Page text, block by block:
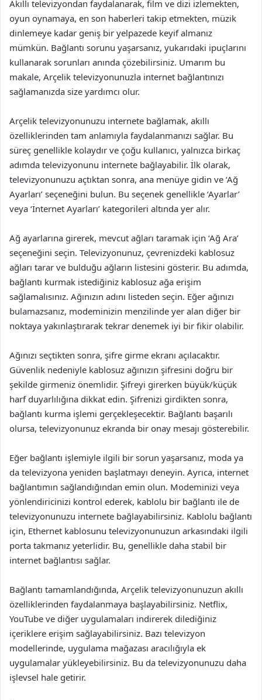
Akıllı televizyondan faydalanarak, film ve dizi izlemekten,
oyun oynamaya, en son haberleri takip etmekten, müzik
dinlemeye kadar geniş bir yelpazede keyif almanız
mümkün. Bağlantı sorunu yaşarsanız, yukarıdaki ipuçlarını
kullanarak sorunları anında çözebilirsiniz. Umarım bu
makale, Arçelik televizyonunuzla internet bağlantınızı
sağlamanızda size yardımcı olur.
Arçelik televizyonunuzu internete bağlamak, akıllı
özelliklerinden tam anlamıyla faydalanmanızı sağlar. Bu
süreç genellikle kolaydır ve çoğu kullanıcı, yalnızca birkaç
adımda televizyonunu internete bağlayabilir. İlk olarak,
televizyonunuzu açtıktan sonra, ana menüye gidin ve ‘Ağ
Ayarları’ seçeneğini bulun. Bu seçenek genellikle ‘Ayarlar’
veya ‘İnternet Ayarları’ kategorileri altında yer alır.
Ağ ayarlarına girerek, mevcut ağları taramak için ‘Ağ Ara’
seçeneğini seçin. Televizyonunuz, çevrenizdeki kablosuz
ağları tarar ve bulduğu ağların listesini gösterir. Bu adımda,
bağlantı kurmak istediğiniz kablosuz ağa erişim
sağlamalısınız. Ağınızın adını listeden seçin. Eğer ağınızı
bulamazsanız, modeminizin menzilinde yer alan diğer bir
noktaya yakınlaştırarak tekrar denemek iyi bir fikir olabilir.
Ağınızı seçtikten sonra, şifre girme ekranı açılacaktır.
Güvenlik nedeniyle kablosuz ağınızın şifresini doğru bir
şekilde girmeniz önemlidir. Şifreyi girerken büyük/küçük
harf duyarlılığına dikkat edin. Şifrenizi girdikten sonra,
bağlantı kurma işlemi gerçekleşecektir. Bağlantı başarılı
olursa, televizyonunuz ekranda bir onay mesajı gösterebilir.
Eğer bağlantı işlemiyle ilgili bir sorun yaşarsanız, moda ya
da televizyona yeniden başlatmayı deneyin. Ayrıca, internet
bağlantımın sağlandığından emin olun. Modeminizi veya
yönlendiricinizi kontrol ederek, kablolu bir bağlantı ile de
televizyonunuzu internete bağlayabilirsiniz. Kablolu bağlantı
için, Ethernet kablosunu televizyonunuzun arkasındaki ilgili
porta takmanız yeterlidir. Bu, genellikle daha stabil bir
internet bağlantısı sağlar.
Bağlantı tamamlandığında, Arçelik televizyonunuzun akıllı
özelliklerinden faydalanmaya başlayabilirsiniz. Netflix,
YouTube ve diğer uygulamaları indirerek dilediğiniz
içeriklere erişim sağlayabilirsiniz. Bazı televizyon
modellerinde, uygulama mağazası aracılığıyla ek
uygulamalar yükleyebilirsiniz. Bu da televizyonunuzu daha
işlevsel hale getirir.